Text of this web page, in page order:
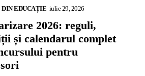
EDUCAȚIE iulie 29, 2026
2026: reguli,
și calendarul complet
pentru